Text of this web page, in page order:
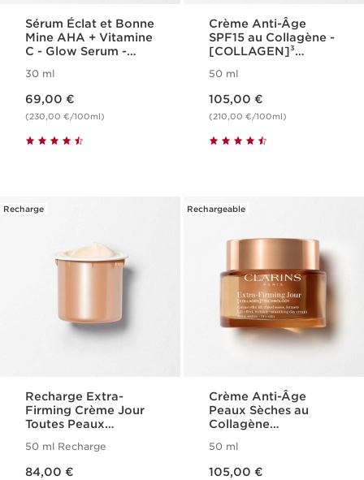
Sérum Éclat et Bonne
Mine AHA + Vitamine
C - Glow Serum -
30 ml
69,00 €
(230,00 €/100ml)
Crème Anti-Âge
SPF15 au Collagène -
[COLLAGEN]³
Firming
50 ml
105,00 €
(210,00 €/100ml)
Recharge
Recharge Extra-
Firming Crème Jour
Toutes Peaux
Technology
50 ml Recharge
84,00 €
Rechargeable
Crème Anti-Âge
Peaux Sèches au
Collagène
Technology - Extra-
Firming
50 ml
105,00 €